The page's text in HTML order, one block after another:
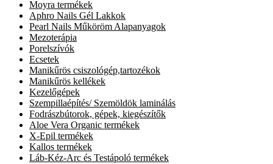
Moyra termékek
Aphro Nails Gél Lakkok
Pearl Nails Műköröm Alapanyagok
Mezoterápia
Porelszívók
Ecsetek
Manikűrös csiszológép,tartozékok
Manikűrös kellékek
Kezelőgépek
Szempillaépítés/ Szemöldök laminálás
Fodrászbútorok, gépek, kiegészítők
Aloe Vera Organic termékek
X-Epil termékek
Kallos termékek
Láb-Kéz-Arc és Testápoló termékek